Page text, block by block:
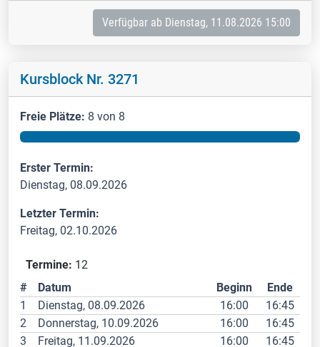
Verfügbar ab Dienstag, 11.08.2026 15:00
Kursblock Nr. 3271
Freie Plätze: 8 von 8
Erster Termin:
Dienstag, 08.09.2026
Letzter Termin:
Freitag, 02.10.2026
Termine: 12
#
Datum Beginn
Ende
1
Dienstag, 08.09.2026 16:00
16:45
2
Donnerstag, 10.09.2026 16:00
16:45
3
Freitag, 11.09.2026 16:00 16:45